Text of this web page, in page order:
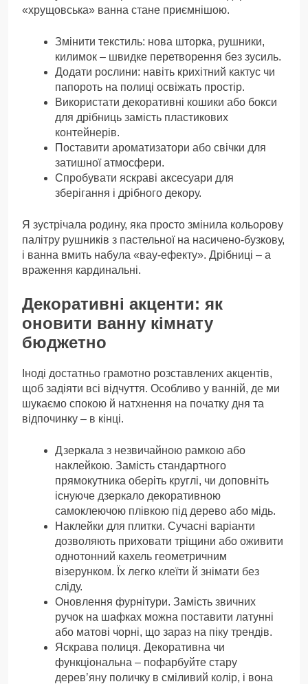
«хрущовська» ванна стане приємнішою.
Змінити текстиль: нова шторка, рушники,
килимок – швидке перетворення без зусиль.
Додати рослини: навіть крихітний кактус чи
папороть на полиці освіжать простір.
Використати декоративні кошики або бокси
для дрібниць замість пластикових
контейнерів.
Поставити ароматизатори або свічки для
затишної атмосфери.
Спробувати яскраві аксесуари для
зберігання і дрібного декору.
Я зустрічала родину, яка просто змінила кольорову
палітру рушників з пастельної на насичено-бузкову,
і ванна вмить набула «вау-ефекту». Дрібниці – а
враження кардинальні.
Декоративні акценти: як
оновити ванну кімнату
бюджетно
Іноді достатньо грамотно розставлених акцентів,
щоб задіяти всі відчуття. Особливо у ванній, де ми
шукаємо спокою й натхнення на початку дня та
відпочинку – в кінці.
Дзеркала з незвичайною рамкою або
наклейкою. Замість стандартного
прямокутника оберіть круглі, чи доповніть
існуюче дзеркало декоративною
самоклеючою плівкою під дерево або мідь.
Наклейки для плитки. Сучасні варіанти
дозволяють приховати тріщини або оживити
однотонний кахель геометричним
візерунком. Їх легко клеїти й знімати без
сліду.
Оновлення фурнітури. Замість звичних
ручок на шафках можна поставити латунні
або матові чорні, що зараз на піку трендів.
Яскрава полиця. Декоративна чи
функціональна – пофарбуйте стару
дерев’яну поличку в сміливий колір, і вона